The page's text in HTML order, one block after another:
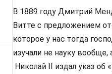
В 1889 году Дмитрий
Витте с предложением
которое у нас тогда
изучали не науку
Николай II издал указ об